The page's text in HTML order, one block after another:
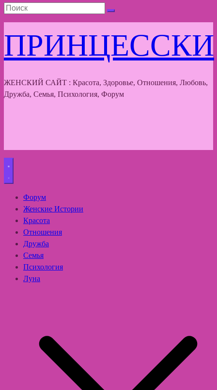
ПРИНЦЕССКИ
ЖЕНСКИЙ САЙТ : Красота, Здоровье, Отношения, Любовь,
Дружба, Семья, Психология, Форум
Форум
Женские Истории
Красота
Отношения
Дружба
Семья
Психология
Луна